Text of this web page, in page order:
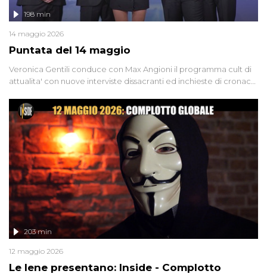
Puntata del 14 maggio
198 min
14 maggio 2026
Veronica Gentili conduce con Max Angioni il programma cult di
attualita' con nuove interviste dissacranti ed inchieste di cronaca
Le Iene presentano: Inside - Complotto
203 min
12 maggio 2026